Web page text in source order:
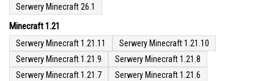
Serwery Minecraft 26.1
Minecraft 1.21
Serwery Minecraft 1.21.11
Serwery Minecraft 1.21.10
Serwery Minecraft 1.21.9
Serwery Minecraft 1.21.8
Serwery Minecraft 1.21.7
Serwery Minecraft 1.21.6